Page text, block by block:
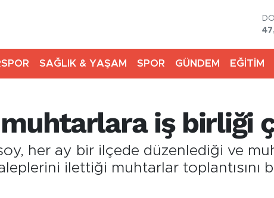
SAĞLIK & YAŞAM SPOR GÜNDEM EĞİTİM
iş birliği
her ay bir ilçede düzenlediği ve
ilettiği muhtarlar toplantısını